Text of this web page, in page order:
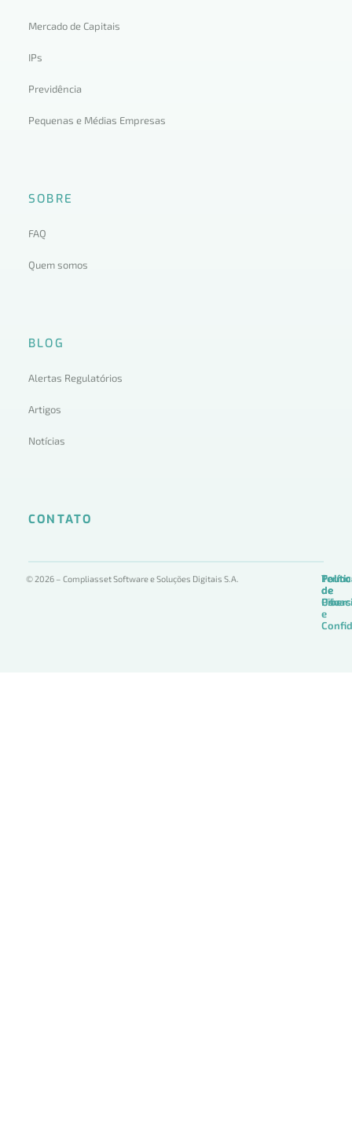
Mercado de Capitais
IPs
Previdência
Pequenas e Médias Empresas
SOBRE
FAQ
Quem somos
BLOG
Alertas Regulatórios
Artigos
Notícias
CONTATO
© 2026 – Compliasset Software e Soluções Digitais S.A.
de
Uso
de
de
e